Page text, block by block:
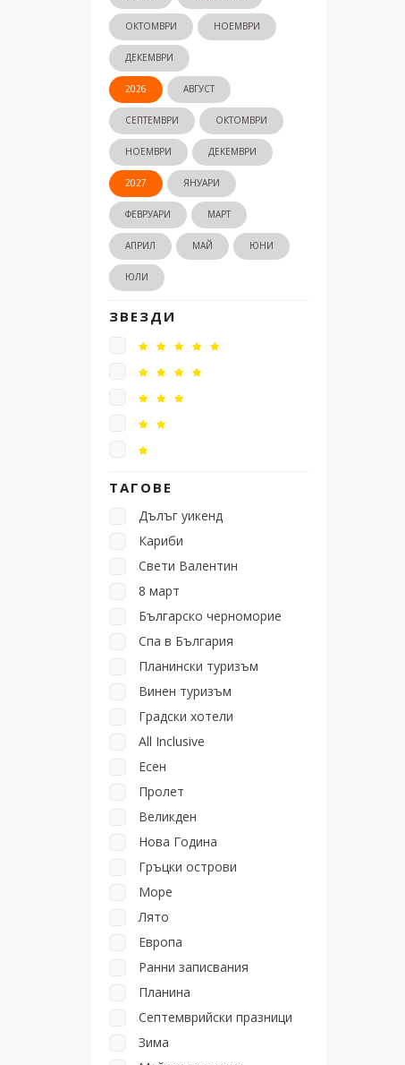
ОКТОМВРИ НОЕМВРИ
ДЕКЕМВРИ
2026 АВГУСТ
СЕПТЕМВРИ ОКТОМВРИ
НОЕМВРИ ДЕКЕМВРИ
2027 ЯНУАРИ
ФЕВРУАРИ МАРТ
АПРИЛ МАЙ ЮНИ
ЮЛИ
ЗВЕЗДИ
ТАГОВЕ
Дълъг уикенд
Кариби
Свети Валентин
8 март
Българско черноморие
Спа в България
Планински туризъм
Винен туризъм
Градски хотели
All Inclusive
Есен
Пролет
Великден
Нова Година
Гръцки острови
Море
Лято
Европа
Ранни записвания
Планина
Септемврийски празници
Зима